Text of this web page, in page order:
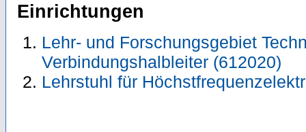
Einrichtungen
Lehr- und Forschungsgebiet
Verbindungshalbleiter (612020)
Lehrstuhl für